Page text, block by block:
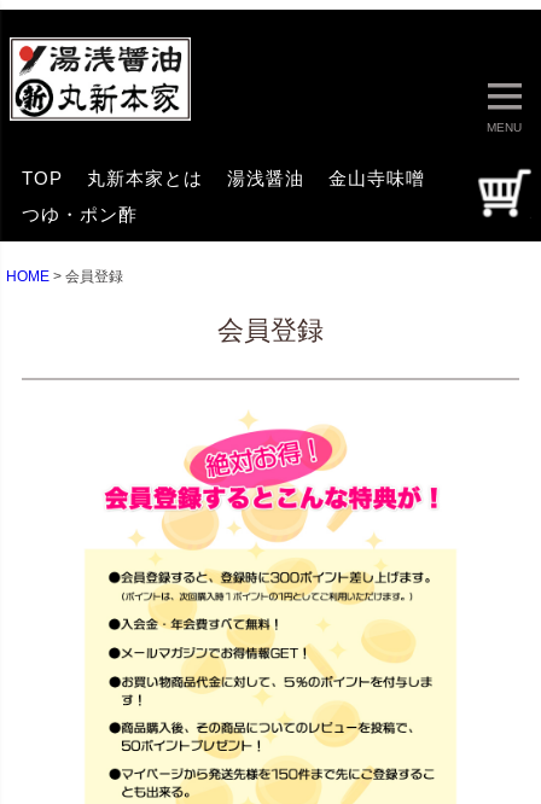
MENU
TOP 丸新本家とは 湯浅醤油
金山寺味噌
つゆ・ポン酢
HOME 会員登録
会員登録